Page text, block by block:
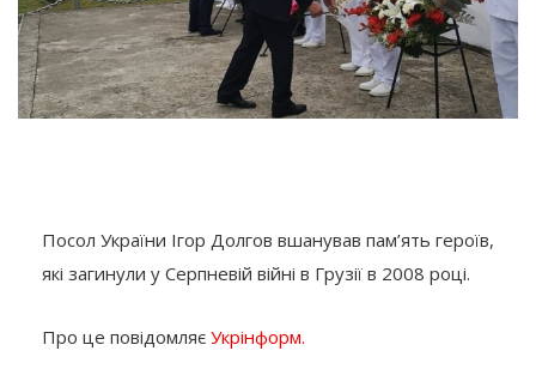
Посол України Ігор Долгов вшанував пам’ять героїв,
які загинули у Серпневій війні в Грузії в 2008 році.
Про це повідомляє Укрінформ.